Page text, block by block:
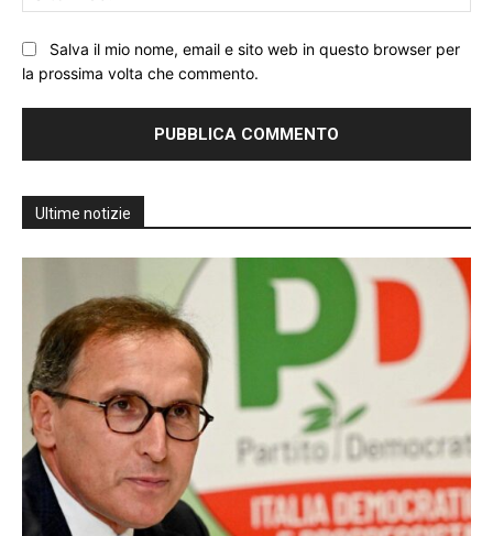
Salva il mio nome, email e sito web in questo browser per
la prossima volta che commento.
Ultime notizie